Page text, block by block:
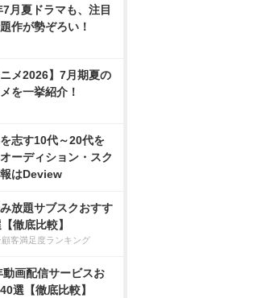
月夏ドラマも、注目
作が勢ぞろい！
ニメ2026】7月期夏の
を一挙紹介！
志す10代～20代を
ーディション・スク
はDeview
放題サブスクおすす
徹底比較】
顧客満足度ランキング
動画配信サービスお
選【徹底比較】